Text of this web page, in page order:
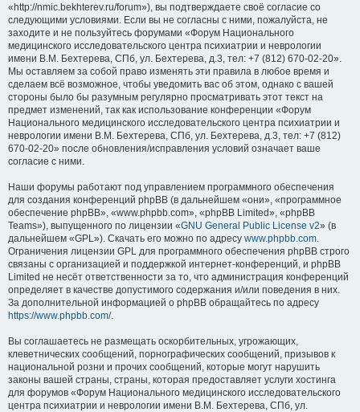
«http://nmic.bekhterev.ru/forum»), вы подтверждаете своё согласие со
следующими условиями. Если вы не согласны с ними, пожалуйста, не
заходите и не пользуйтесь форумами «Форум Национального
медицинского исследовательского центра психиатрии и неврологии
имени В.М. Бехтерева, СПб, ул. Бехтерева, д.3, тел: +7 (812) 670-02-20».
Мы оставляем за собой право изменять эти правила в любое время и
сделаем всё возможное, чтобы уведомить вас об этом, однако с вашей
стороны было бы разумным регулярно просматривать этот текст на
предмет изменений, так как использование конференции «Форум
Национального медицинского исследовательского центра психиатрии и
неврологии имени В.М. Бехтерева, СПб, ул. Бехтерева, д.3, тел: +7 (812)
670-02-20» после обновления/исправления условий означает ваше
согласие с ними.
Наши форумы работают под управлением программного обеспечения
для создания конференций phpBB (в дальнейшем «они», «программное
обеспечение phpBB», «www.phpbb.com», «phpBB Limited», «phpBB
Teams»), выпущенного по лицензии «GNU General Public License v2» (в
дальнейшем «GPL»). Скачать его можно по адресу www.phpbb.com.
Ограничения лицензии GPL для программного обеспечения phpBB строго
связаны с организацией и поддержкой интернет-конференций, и phpBB
Limited не несёт ответственности за то, что администрация конференций
определяет в качестве допустимого содержания и/или поведения в них.
За дополнительной информацией о phpBB обращайтесь по адресу
https://www.phpbb.com/.
Вы соглашаетесь не размещать оскорбительных, угрожающих,
клеветнических сообщений, порнографических сообщений, призывов к
национальной розни и прочих сообщений, которые могут нарушить
законы вашей страны, страны, которая предоставляет услуги хостинга
для форумов «Форум Национального медицинского исследовательского
центра психиатрии и неврологии имени В.М. Бехтерева, СПб, ул.